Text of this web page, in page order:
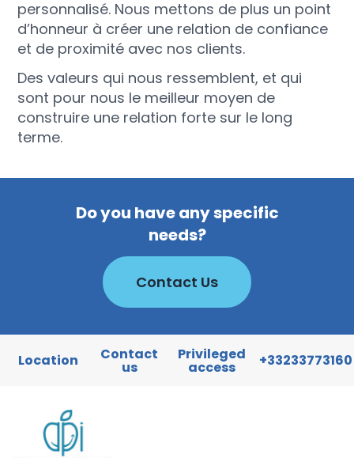
personnalisé. Nous mettons de plus un point
d’honneur à créer une relation de confiance
et de proximité avec nos clients.
Des valeurs qui nous ressemblent, et qui
sont pour nous le meilleur moyen de
construire une relation forte sur le long
terme.
Do you have any specific
needs?
Contact Us
Location Contact
us
Privileged
access +33233773160